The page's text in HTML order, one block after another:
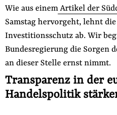
Wie aus einemArtikel der
Samstag hervorgeht, lehnt
Investitionsschutz ab. Wir
Bundesregierung die Sorgen
an dieser Stelle ernst nimmt.
Transparenz in der
Handelspolitik